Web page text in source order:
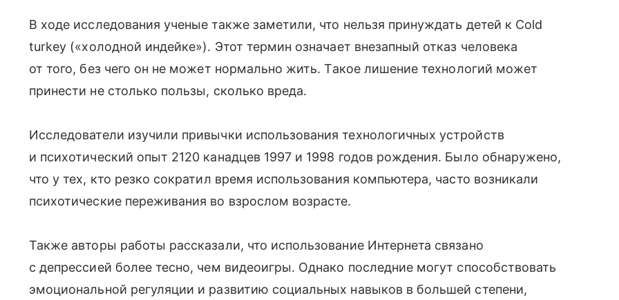
В ходе исследования ученые также заметили, что нельзя принуждать детей к Cold
turkey («холодной индейке»). Этот термин означает внезапный отказ человека
от того, без чего он не может нормально жить. Такое лишение технологий может
принести не столько пользы, сколько вреда.
Исследователи изучили привычки использования технологичных устройств
и психотический опыт 2120 канадцев 1997 и 1998 годов рождения. Было обнаружено,
что у тех, кто резко сократил время использования компьютера, часто возникали
психотические переживания во взрослом возрасте.
Также авторы работы рассказали, что использование Интернета связано
с депрессией более тесно, чем видеоигры. Однако последние могут способствовать
эмоциональной регуляции и развитию социальных навыков в большей степени,